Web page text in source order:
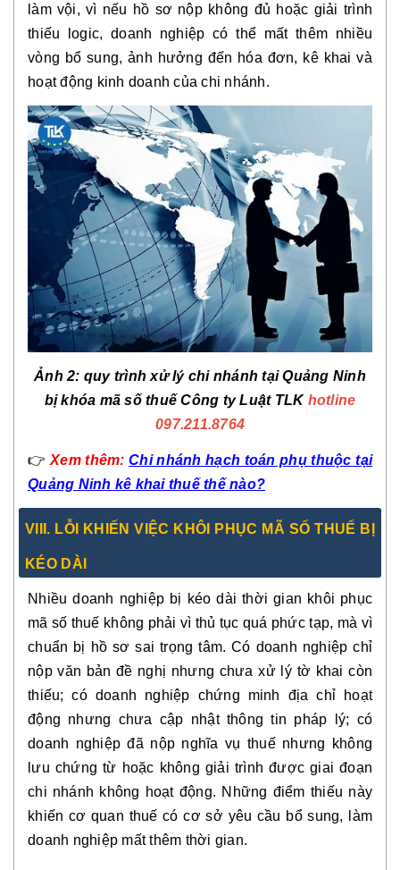
làm vội, vì nếu hồ sơ nộp không đủ hoặc giải trình
thiếu logic, doanh nghiệp có thể mất thêm nhiều
vòng bổ sung, ảnh hưởng đến hóa đơn, kê khai và
hoạt động kinh doanh của chi nhánh.
Ảnh 2: quy trình xử lý chi nhánh tại Quảng Ninh
bị khóa mã số thuế Công ty Luật TLK hotline
097.211.8764
👉 Xem thêm:Chi nhánh hạch toán phụ thuộc tại
Quảng Ninh kê khai thuế thế nào?
VIII. LỖI KHIẾN VIỆC KHÔI PHỤC MÃ SỐ THUẾ BỊ
KÉO DÀI
Nhiều doanh nghiệp bị kéo dài thời gian khôi phục
mã số thuế không phải vì thủ tục quá phức tạp, mà vì
chuẩn bị hồ sơ sai trọng tâm. Có doanh nghiệp chỉ
nộp văn bản đề nghị nhưng chưa xử lý tờ khai còn
thiếu; có doanh nghiệp chứng minh địa chỉ hoạt
động nhưng chưa cập nhật thông tin pháp lý; có
doanh nghiệp đã nộp nghĩa vụ thuế nhưng không
lưu chứng từ hoặc không giải trình được giai đoạn
chi nhánh không hoạt động. Những điểm thiếu này
khiến cơ quan thuế có cơ sở yêu cầu bổ sung, làm
doanh nghiệp mất thêm thời gian.